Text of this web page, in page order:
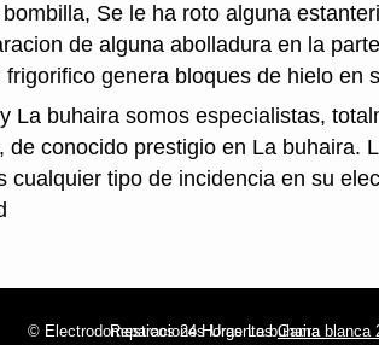
Se le ha roto alguna
de alguna abolladura en la
frigorifico genera bloques de hielo en
La buhaira somos especialistas,
de conocido prestigio en La buhaira.
cualquier tipo de incidencia en su
© Electrodomesticos 24 Horas La buhaira
Reparaciones UrgentesGama blanca